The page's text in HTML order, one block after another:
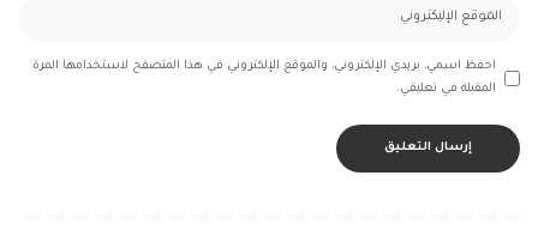
احفظ اسمي، بريدي الإلكتروني، والموقع الإلكتروني في هذا المتصفح لاستخدامها المرة
المقبلة في تعليقي.